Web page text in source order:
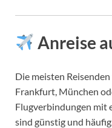
Anreise
Die meisten
Frankfurt, München
Flugverbindungen mit
sind günstig und